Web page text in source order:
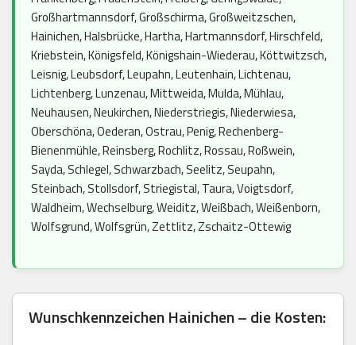
Großhartmannsdorf, Großschirma, Großweitzschen,
Hainichen, Halsbrücke, Hartha, Hartmannsdorf, Hirschfeld,
Kriebstein, Königsfeld, Königshain-Wiederau, Köttwitzsch,
Leisnig, Leubsdorf, Leupahn, Leutenhain, Lichtenau,
Lichtenberg, Lunzenau, Mittweida, Mulda, Mühlau,
Neuhausen, Neukirchen, Niederstriegis, Niederwiesa,
Oberschöna, Oederan, Ostrau, Penig, Rechenberg-
Bienenmühle, Reinsberg, Rochlitz, Rossau, Roßwein,
Sayda, Schlegel, Schwarzbach, Seelitz, Seupahn,
Steinbach, Stollsdorf, Striegistal, Taura, Voigtsdorf,
Waldheim, Wechselburg, Weiditz, Weißbach, Weißenborn,
Wolfsgrund, Wolfsgrün, Zettlitz, Zschaitz-Ottewig
Wunschkennzeichen Hainichen – die Kosten: